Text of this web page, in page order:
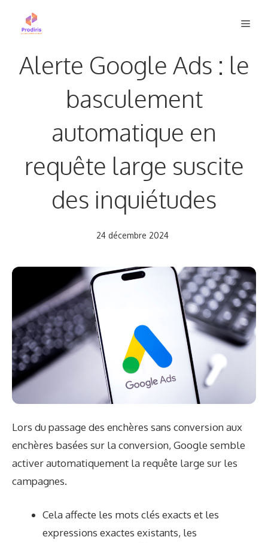
Alerte Google Ads : le
basculement
automatique en
requête large suscite
des inquiétudes
24 décembre 2024
Lors du passage des enchères sans conversion aux
enchères basées sur la conversion, Google semble
activer automatiquement la requête large sur les
campagnes.
Cela affecte les mots clés exacts et les
expressions exactes existants, les